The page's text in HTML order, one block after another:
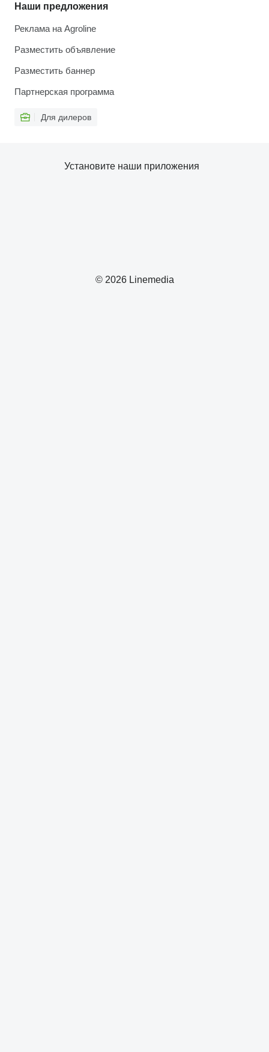
Наши предложения
Реклама на Agroline
Разместить объявление
Разместить баннер
Партнерская программа
Для дилеров
© 2026 Linemedia
Установите наши приложения